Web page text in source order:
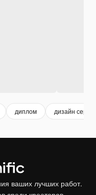
диплом дизайн
ваших лучших работ.